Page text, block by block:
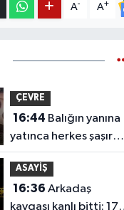
A- A+
ÇEVRE
16:44
yatınca herkes şaşırdı!
Oltaya takılan 190
santimlik dev yayın
balığı
ASAYİŞ
16:36 Arkadaş
kavgası kanlı bitti: 17